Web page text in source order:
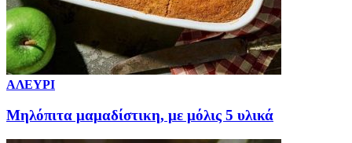
ΑΛΕΥΡΙ
Μηλόπιτα μαμαδίστικη, με μόλις 5 υλικά